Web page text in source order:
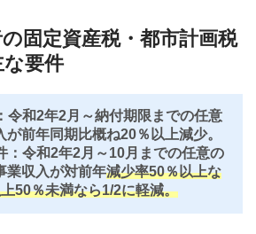
の固定資産税・都市計画税
要件
令和2年2月～納付期限までの任意
前年同期比概ね20％以上減少。
：令和2年2月～10月までの任意の
業収入が対前年減少率50％以上な
50％未満なら1/2に軽減。